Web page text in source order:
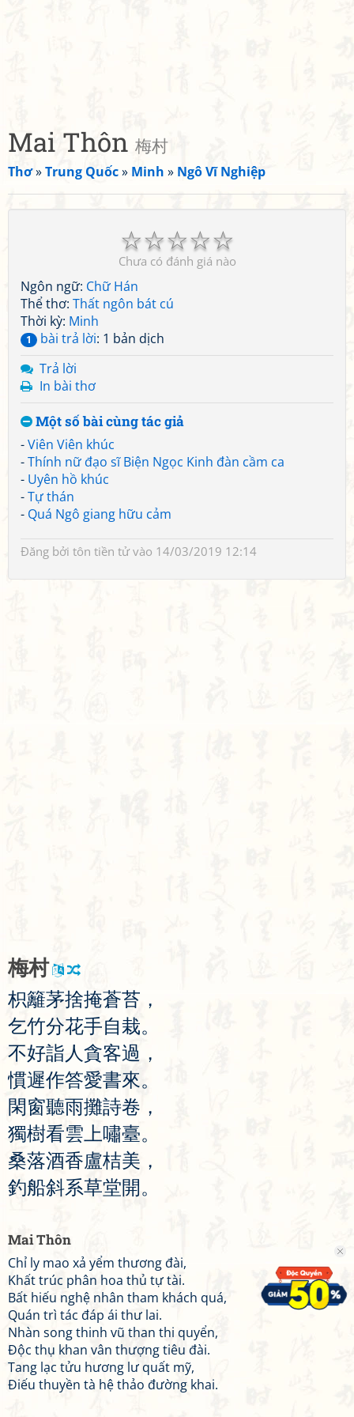
Mai Thôn 梅村
Thơ»Trung Quốc» Minh » Ngô Vĩ Nghiệp
☆
☆
☆
☆
☆
Chưa có đánh giá nào
Ngôn ngữ: Chữ Hán
Thể thơ: Thất ngôn bát cú
Thời kỳ: Minh
1 bài trả lời: 1 bản dịch
Trả lời
In bài thơ
Một số bài cùng tác giả
-Viên Viên khúc
-Thính nữ đạo sĩ Biện Ngọc Kinh đàn cầm ca
- Uyên hồ khúc
-Tự thán
- Quá Ngô giang hữu cảm
Đăng bởi tôn tiền tửvào 14/03/2019 12:14
梅村
枳籬茅捨掩蒼苔 ，
乞竹分花手自栽。
不好詣 人貪客過 ，
慣遲作答愛書來。
閑窗聽雨攤詩卷 ，
獨樹看雲 上嘯臺。
桑落酒香盧桔美 ，
釣船斜系草堂開。
Mai Thôn
Chỉ ly mao xả yểm thương đài,
Khất trúc phân hoa thủ tự tài.
Bất hiếu nghệ nhân tham khách quá,
Quán trì tác đáp ái thư lai.
Nhàn song thinh vũ than thi quyển,
Độc thụ khan vân thượng tiêu đài.
Tang lạc tửu hương lư quất mỹ,
Điếu thuyền tà hệ thảo đường khai.